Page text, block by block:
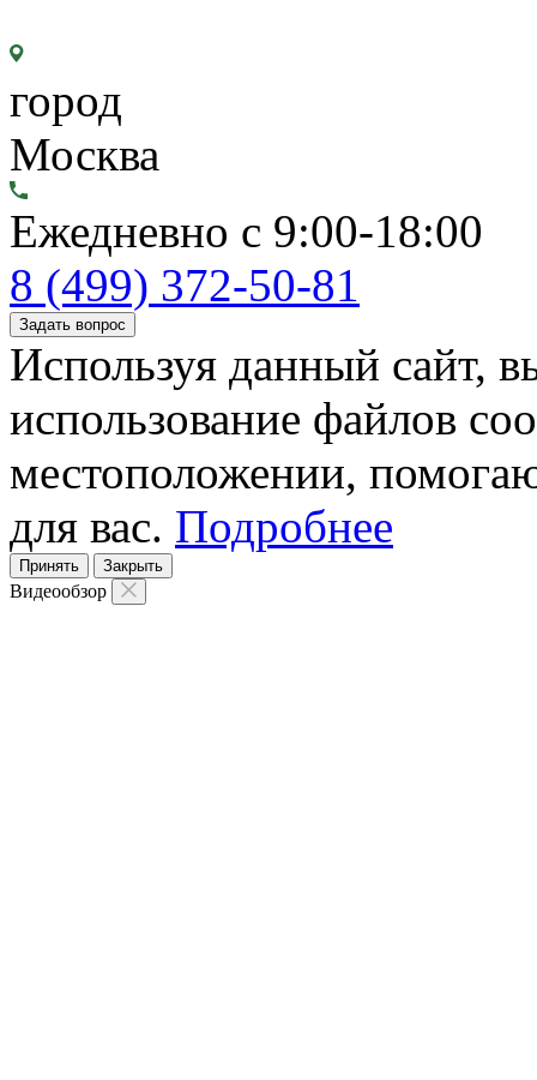
город
Москва
Ежедневно с 9:00-18:00
8 (499) 372-50-81
Задать вопрос
Используя данный сайт,
использование файлов
местоположении,
для вас. Подробнее
Принять Закрыть
Видеообзор